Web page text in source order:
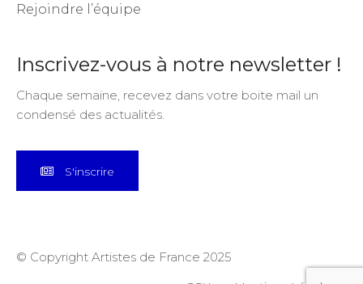
Rejoindre l’équipe
Inscrivez-vous à notre newsletter !
Chaque semaine, recevez dans votre boite mail un
condensé des actualités.
S'inscrire
© Copyright Artistes de France 2025